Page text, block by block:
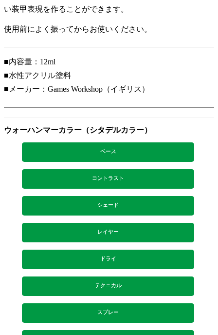
い装甲表現を作ることができます。
使用前によく振ってからお使いください。
■内容量：12ml
■水性アクリル塗料
■メーカー：Games Workshop（イギリス）
ウォーハンマーカラー（シタデルカラー）
ベース
コントラスト
シェード
レイヤー
ドライ
テクニカル
スプレー